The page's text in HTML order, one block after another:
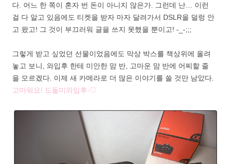
다. 어느 한 쪽이 혼자 번 돈이 아니지 않은가. 그런데 난… 이런
걸 다 알고 있음에도 티켓을 받자 마자 달려가서 DSLR을 덜렁 안
고 왔고! 그 것이 부끄러워 글을 쓰지 못했을 뿐이고! -_-;;;
그렇게 받고 싶었던 선물이었음에도 막상 박스를 책상위에 올려
놓고 보니, 와입후 한테 미안한 맘 반, 고마운 맘 반에 어찌할 줄
을 모르겠다. 이제 새 카메라로 더 많은 이야기를 쓸 것만 남았다.
고마워요! 도돌미와입후-♡